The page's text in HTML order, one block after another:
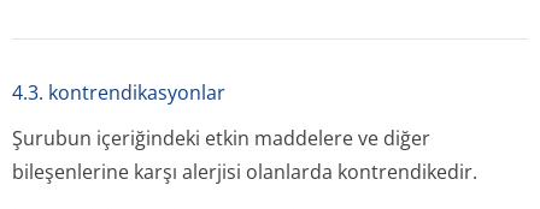
4.3. kontrendikasyonlar
Şurubun içeriğindeki etkin maddelere ve diğer
bileşenlerine karşı alerjisi olanlarda kontrendikedir.